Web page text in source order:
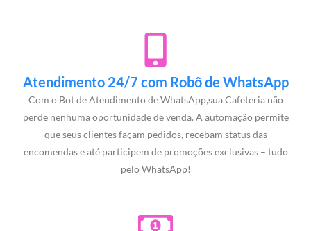
Atendimento 24/7 com Robô de WhatsApp
Com o Bot de Atendimento de WhatsApp,sua Cafeteria não
perde nenhuma oportunidade de venda. A automação permite
que seus clientes façam pedidos, recebam status das
encomendas e até participem de promoções exclusivas – tudo
pelo WhatsApp!